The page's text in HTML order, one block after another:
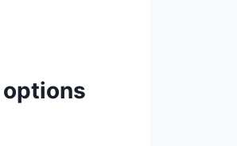
options